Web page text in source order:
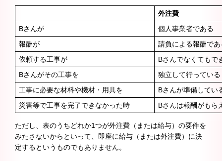
外注費
Bさんが
個人事業者である
報酬が
請負による報酬であ
依頼する工事が
Bさんでなくてもで
Bさんがその工事を
独立して行っている
工事に必要な材料や機材・用具を
Bさんが準備してい
災害等で工事を完了できなかった時
Bさんは報酬がもら
ただし、表のうちどれか1つが外注費（または給与）の要件を
みたさないからといって、即座に給与（または外注費）に決
定するというものでもありません。